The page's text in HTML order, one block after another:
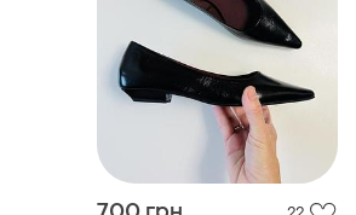
700 грн
ZARA
Чорні стильні лаковані
балетки zara 37 розміру з
гострим мисом
і ще 1